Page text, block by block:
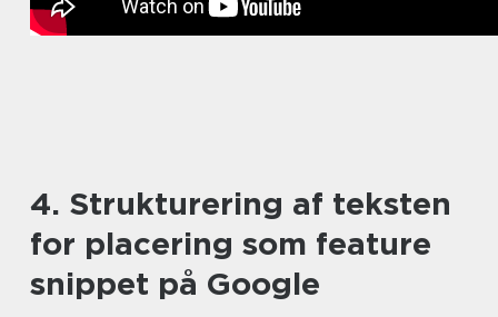
4. Strukturering af teksten
for placering som feature
snippet på Google